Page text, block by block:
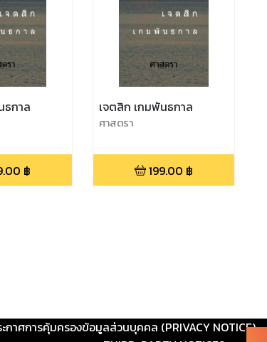
ธกาล
฿
เจตสิก เกมพันธกาล
ศาสตรา
199.00 ฿
กาศการคุ้มครองข้อมูลส่วนบุคคล (PRIVACY NOTICE)